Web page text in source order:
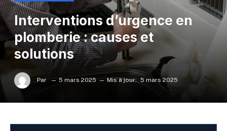
Interventions d’urgence en
plomberie : causes et
solutions
Par 5 mars 2025 Mis à jour: 5 mars 2025